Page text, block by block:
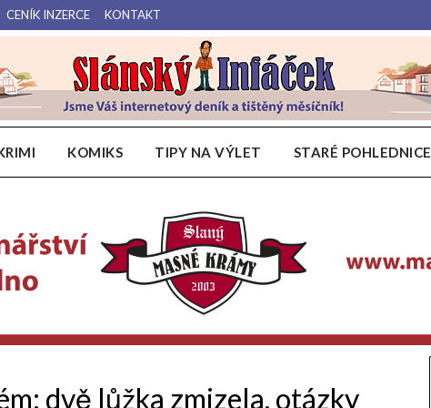
CENÍK INZERCE KONTAKT
Slánský Infáček
Váš internetový deník a tištěný měsíčník pro Slánsko, Kladensko a Lounsko.
KOMIKS TIPY NA VÝLET STARÉ POHLEDNICE
dvě lůžka zmizela, otázky